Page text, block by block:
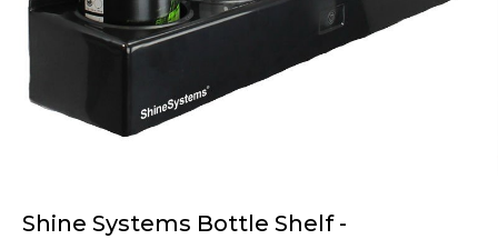
Shine Systems Bottle Shelf -